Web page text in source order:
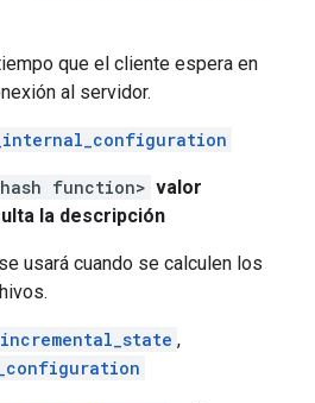
que el cliente espera en
al servidor.
function> valor
la descripción
usará cuando se calculen los
,